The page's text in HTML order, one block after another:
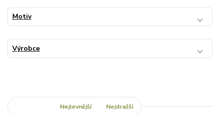
Motiv
Výrobce
Nejlevnější Nejdražší